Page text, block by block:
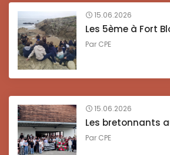
15.06.2026
Les 5ème à Fort
Par CPE
15.06.2026
Les bretonnants
Par CPE